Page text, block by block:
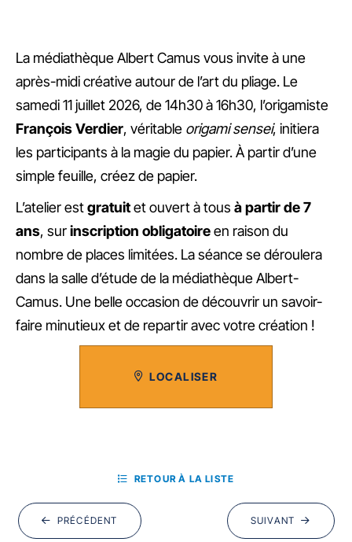
La médiathèque Albert Camus vous invite à une
après-midi créative autour de l’art du pliage. Le
samedi 11 juillet 2026, de 14h30 à 16h30, l’origamiste
François Verdier, véritable origami sensei, initiera
les participants à la magie du papier. À partir d’une
simple feuille, créez de papier.
L’atelier estgratuitet ouvert à tous à partir de 7
ans, surinscription obligatoireen raison du
nombre de places limitées. La séance se déroulera
dans la salle d’étude de la médiathèque Albert-
Camus. Une belle occasion de découvrir un savoir-
faire minutieux et de repartir avec votre création !
LOCALISER
PRÉCÉDENT
RETOUR À LA LISTE
SUIVANT